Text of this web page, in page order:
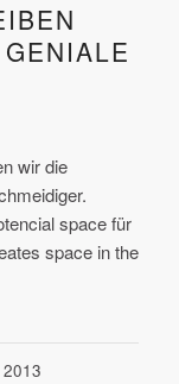
wir die
space für
space in the